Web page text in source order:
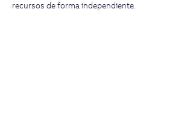
recursos de forma independiente.